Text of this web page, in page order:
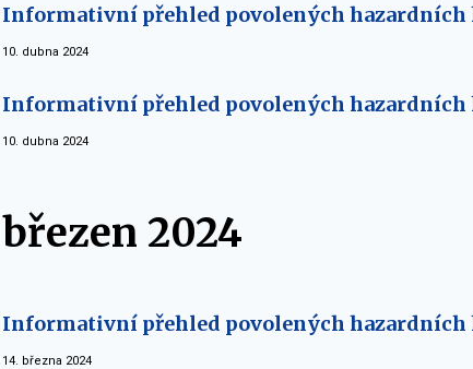
Informativní přehled povolených hazardních
10. dubna 2024
Informativní přehled povolených hazardních
10. dubna 2024
březen 2024
Informativní přehled povolených hazardních
14. března 2024